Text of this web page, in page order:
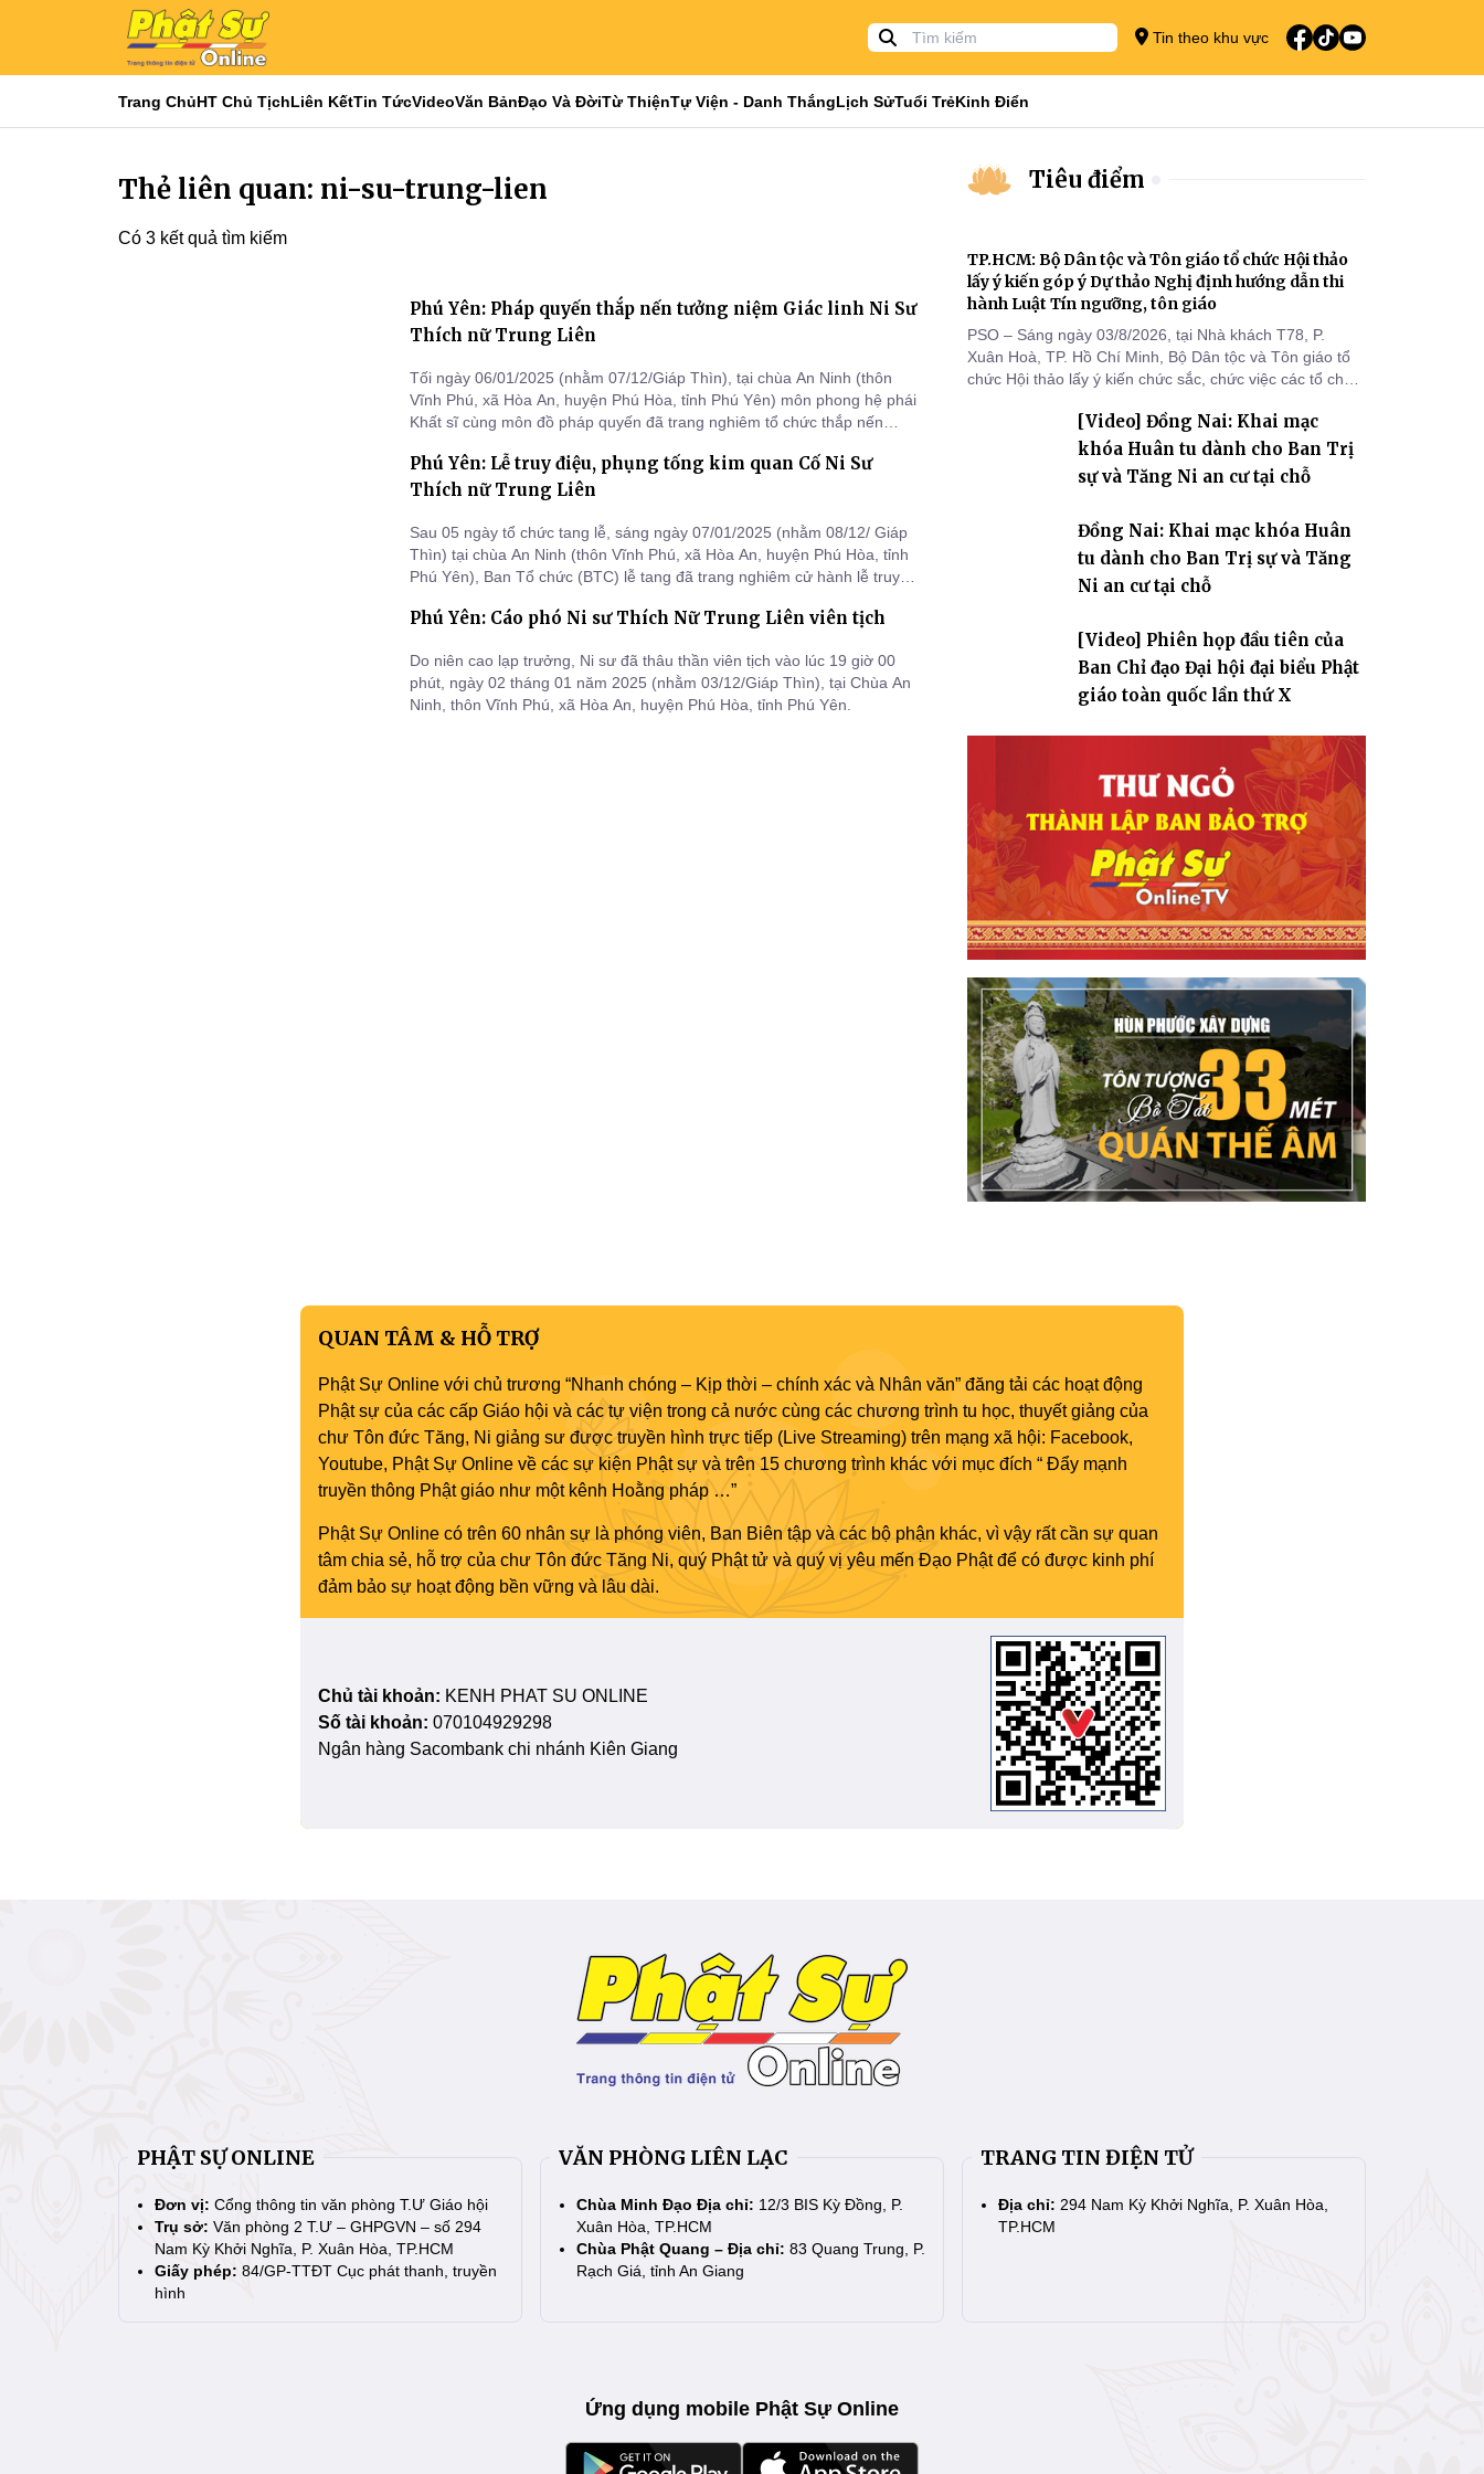
Tin theo khu vực
Trang ChủHT Chủ TịchLiên KếtTin TứcVideoVăn BảnĐạo Và ĐờiTừ ThiệnTự Viện - Danh ThắngLịch SửTuổi TrẻKinh Điển
Thẻ liên quan: ni-su-trung-lien
Có 3 kết quả tìm kiếm
Phú Yên: Pháp quyến thắp nến tưởng niệm Giác linh Ni Sư
Thích nữ Trung Liên
Tối ngày 06/01/2025 (nhằm 07/12/Giáp Thìn), tại chùa An Ninh (thôn
Vĩnh Phú, xã Hòa An, huyện Phú Hòa, tỉnh Phú Yên) môn phong hệ phái
Khất sĩ cùng môn đồ pháp quyến đã trang nghiêm tổ chức thắp nến
Phú Yên: Lễ truy điệu, phụng tống kim quan Cố Ni Sư
Thích nữ Trung Liên
Sau 05 ngày tổ chức tang lễ, sáng ngày 07/01/2025 (nhằm 08/12/ Giáp
Thìn) tại chùa An Ninh (thôn Vĩnh Phú, xã Hòa An, huyện Phú Hòa, tỉnh
Phú Yên), Ban Tổ chức (BTC) lễ tang đã trang nghiêm cử hành lễ truy
Đài hỏa táng làm lễ Trà tỳ.
Phú Yên: Cáo phó Ni sư Thích Nữ Trung Liên viên tịch
Do niên cao lạp trưởng, Ni sư đã thâu thần viên tịch vào lúc 19 giờ 00
phút, ngày 02 tháng 01 năm 2025 (nhằm 03/12/Giáp Thìn), tại Chùa An
Ninh, thôn Vĩnh Phú, xã Hòa An, huyện Phú Hòa, tỉnh Phú Yên.
Tiêu điểm
TP.HCM: Bộ Dân tộc và Tôn giáo tổ chức Hội thảo
lấy ý kiến góp ý Dự thảo Nghị định hướng dẫn thi
hành Luật Tín ngưỡng, tôn giáo
PSO – Sáng ngày 03/8/2026, tại Nhà khách T78, P.
Xuân Hoà, TP. Hồ Chí Minh, Bộ Dân tộc và Tôn giáo tổ
chức Hội thảo lấy ý kiến chức sắc, chức việc các tổ chức
các tỉnh, thành phố khu vực phía Nam nhằm góp ý hoàn
thiện hồ sơ Dự thảo Nghị định quy định chi tiết một số
điều và biện pháp để tổ chức
[Video] Đồng Nai: Khai mạc
khóa Huân tu dành cho Ban Trị
sự và Tăng Ni an cư tại chỗ
Đồng Nai: Khai mạc khóa Huân
tu dành cho Ban Trị sự và Tăng
Ni an cư tại chỗ
[Video] Phiên họp đầu tiên của
Ban Chỉ đạo Đại hội đại biểu Phật
giáo toàn quốc lần thứ X
QUAN TÂM & HỖ TRỢ
Phật Sự Online với chủ trương “Nhanh chóng – Kịp thời – chính xác và Nhân văn” đăng tải các hoạt động
Phật sự của các cấp Giáo hội và các tự viện trong cả nước cùng các chương trình tu học, thuyết giảng của
chư Tôn đức Tăng, Ni giảng sư được truyền hình trực tiếp (Live Streaming) trên mạng xã hội: Facebook,
Youtube, Phật Sự Online về các sự kiện Phật sự và trên 15 chương trình khác với mục đích “ Đẩy mạnh
truyền thông Phật giáo như một kênh Hoằng pháp …”
Phật Sự Online có trên 60 nhân sự là phóng viên, Ban Biên tập và các bộ phận khác, vì vậy rất cần sự quan
tâm chia sẻ, hỗ trợ của chư Tôn đức Tăng Ni, quý Phật tử và quý vị yêu mến Đạo Phật để có được kinh phí
đảm bảo sự hoạt động bền vững và lâu dài.
Chủ tài khoản: KENH PHAT SU ONLINE
Số tài khoản: 070104929298
Ngân hàng Sacombank chi nhánh Kiên Giang
PHẬT SỰ ONLINE
Đơn vị: Cổng thông tin văn phòng T.Ư Giáo hội
Trụ sở: Văn phòng 2 T.Ư – GHPGVN – số 294
Nam Kỳ Khởi Nghĩa, P. Xuân Hòa, TP.HCM
Giấy phép: 84/GP-TTĐT Cục phát thanh, truyền
hình
VĂN PHÒNG LIÊN LẠC
Chùa Minh Đạo Địa chỉ: 12/3 BIS Kỳ Đồng, P.
Xuân Hòa, TP.HCM
Chùa Phật Quang – Địa chỉ: 83 Quang Trung, P.
Rạch Giá, tỉnh An Giang
TRANG TIN ĐIỆN TỬ
Địa chỉ: 294 Nam Kỳ Khởi Nghĩa, P. Xuân Hòa,
TP.HCM
Ứng dụng mobile Phật Sự Online